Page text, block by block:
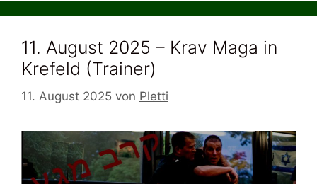
11. August 2025 – Krav Maga in
Krefeld (Trainer)
11. August 2025 von Pletti